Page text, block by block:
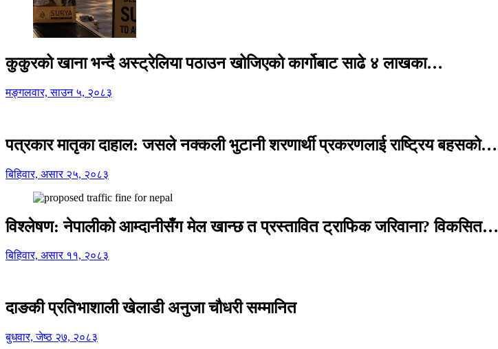
कुकुरको खाना भन्दै अस्ट्रेलिया पठाउन खोजिएको कार्गोबाट साढे ४ लाखका…
मङ्गलवार, साउन ५, २०८३
पत्रकार मातृका दाहाल: जसले नक्कली भुटानी शरणार्थी प्रकरणलाई राष्ट्रिय बहसको…
बिहिवार, असार २५, २०८३
विश्लेषण: नेपालीको आम्दानीसँग मेल खान्छ त प्रस्तावित ट्राफिक जरिवाना? विकसित…
बिहिवार, असार ११, २०८३
दाङकी प्रतिभाशाली खेलाडी अनुजा चौधरी सम्मानित
बुधवार, जेष्ठ २७, २०८३